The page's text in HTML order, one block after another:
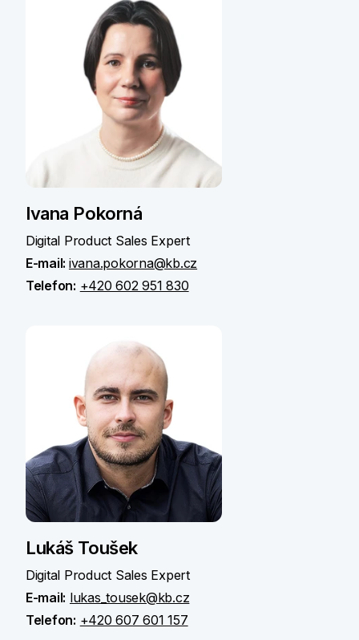
Ivana Pokorná
Digital Product Sales Expert
E-mail: ivana.pokorna@kb.cz
Telefon: +420 602 951 830
Lukáš Toušek
Digital Product Sales Expert
E-mail: lukas_tousek@kb.cz
Telefon: +420 607 601 157